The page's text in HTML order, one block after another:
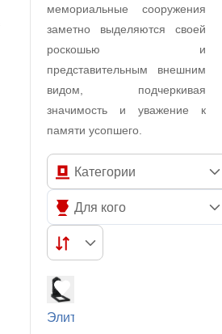
мемориальные сооружения
заметно выделяются своей
роскошью и
представительным внешним
видом, подчеркивая
значимость и уважение к
памяти усопшего.
Категории
Для кого
Элитный